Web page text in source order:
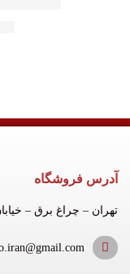
آدرس فروشگاه
تهران – چراغ برق –